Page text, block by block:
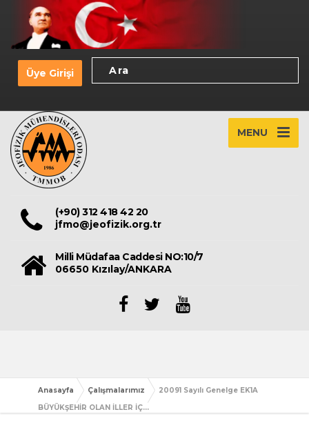
Üye Girişi
MENU
(+90) 312 418 42 20
jfmo@jeofizik.org.tr
Milli Müdafaa Caddesi NO:10/7
06650 Kızılay/ANKARA
Anasayfa Çalışmalarımız
20091 Sayılı Genelge EK1A
BÜYÜKŞEHİR OLAN İLLER İÇ...